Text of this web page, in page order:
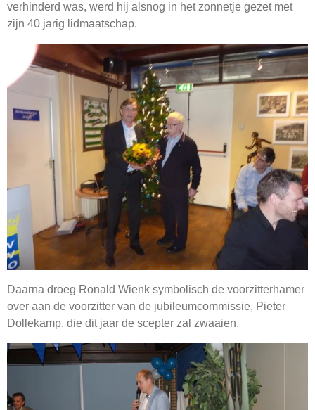
verhinderd was, werd hij alsnog in het zonnetje gezet met
zijn 40 jarig lidmaatschap.
Daarna droeg Ronald Wienk symbolisch de voorzitterhamer
over aan de voorzitter van de jubileumcommissie, Pieter
Dollekamp, die dit jaar de scepter zal zwaaien.